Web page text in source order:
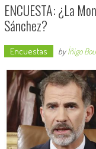
ENCUESTA: ¿La
Sánchez?
Encuestas byÍñigo